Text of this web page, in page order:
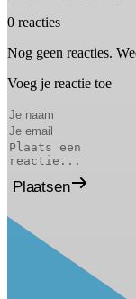
0 reacties
Nog geen reacties.
Voeg je reactie toe
Plaatsen